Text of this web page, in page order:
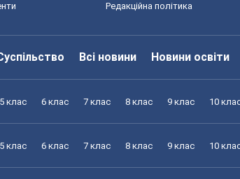
Редакційна політика
Всі новини Новини освіти
5 клас 6 клас 7 клас 8 клас 9 клас 10
5 клас 6 клас 7 клас 8 клас 9 клас 10